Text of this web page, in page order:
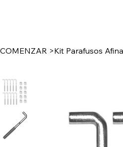
COMENZAR >Kit Parafusos